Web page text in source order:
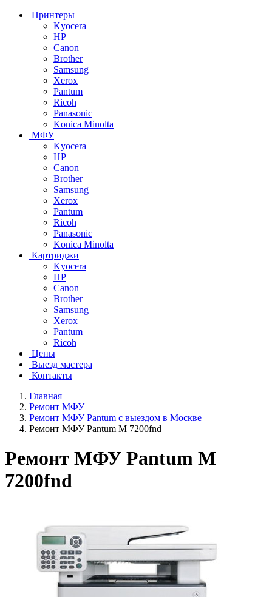
Принтеры
Kyocera
HP
Canon
Brother
Samsung
Xerox
Pantum
Ricoh
Panasonic
Konica Minolta
МФУ
Kyocera
HP
Canon
Brother
Samsung
Xerox
Pantum
Ricoh
Panasonic
Konica Minolta
Картриджи
Kyocera
HP
Canon
Brother
Samsung
Xerox
Pantum
Ricoh
Цены
Выезд мастера
Контакты
Главная
Ремонт МФУ
Ремонт МФУ Pantum с выездом в Москве
Ремонт МФУ Pantum M 7200fnd
Ремонт МФУ Pantum M
7200fnd